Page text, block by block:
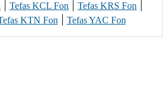
Tefas KCL Fon Tefas KRS Fon
KTN Fon| Tefas YAC Fon